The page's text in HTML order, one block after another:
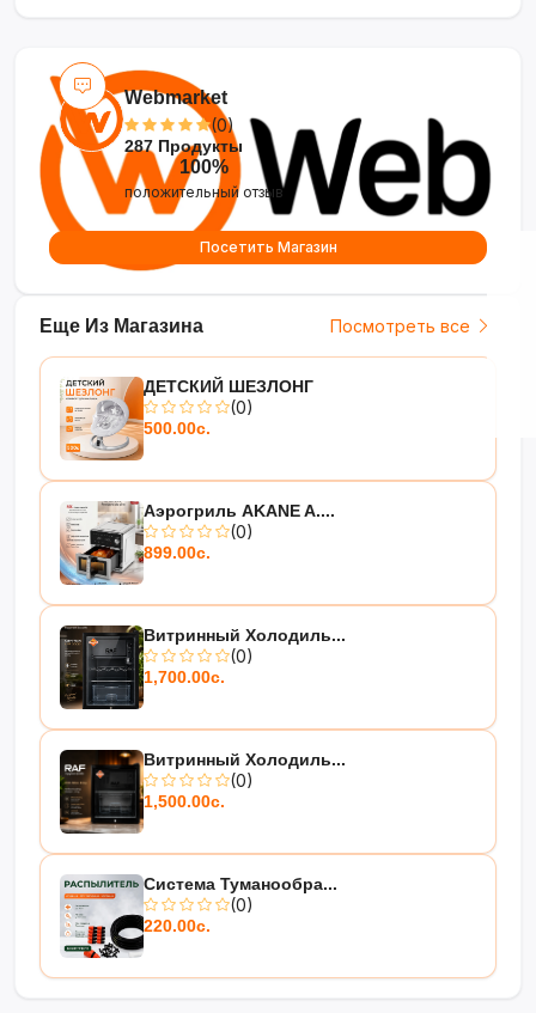
без перепадов
Еще Из Магазина Посмотреть все
ДЕТСКИЙ ШЕЗЛОНГ
(0)
500.00с.
Аэрогриль AKANE A....
(0)
899.00с.
Витринный Холодиль...
(0)
1,700.00с.
Витринный Холодиль...
(0)
1,500.00с.
Система Туманообра...
(0)
220.00с.
Webmarket
(0)
287 Продукты
100%
положительный отзыв
Посетить Магазин